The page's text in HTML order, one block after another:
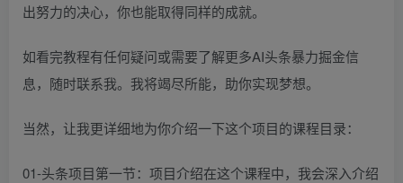
出努力的决心，你也能取得同样的成就。
如看完教程有任何疑问或需要了解更多AI头条暴力掘金信
息，随时联系我。我将竭尽所能，助你实现梦想。
当然，让我更详细地为你介绍一下这个项目的课程目录：
01-头条项目第一节：项目介绍在这个课程中，我会深入介绍